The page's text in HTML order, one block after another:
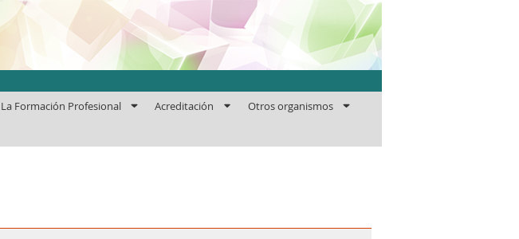
Cualificaciones
La Formación Profesional Acreditación Otros organismos